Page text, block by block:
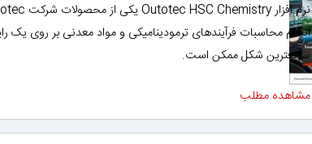
انجام محاسبات فرآیند‌های ترمودینامیکی و مواد معدنی بر روی یک
سریعترین شکل ممکن است.
مشاهده مطلب